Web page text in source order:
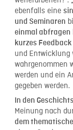
ebenfalls eine
und Seminaren
einmal abfragen
kurzes Feedback
und Entwicklung
wahrgenommen
werden und ein
gegeben werden.
In den
Meinung nach
dem